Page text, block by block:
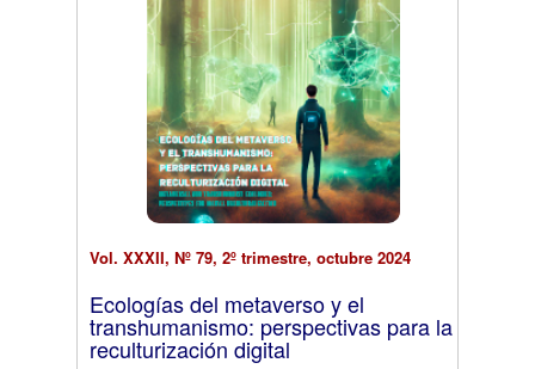
Vol. XXXII, Nº 79, 2º trimestre, octubre 2024
Ecologías del metaverso y el
transhumanismo: perspectivas para la
reculturización digital